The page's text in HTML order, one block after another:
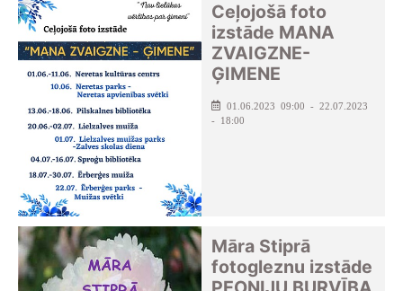
Ceļojošā foto
izstāde MANA
ZVAIGZNE-
ĢIMENE
01.06.2023 09:00 - 22.07.2023
- 18:00
Māra Stiprā
fotogleznu izstāde